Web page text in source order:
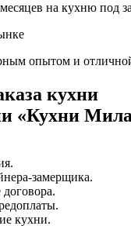
на кухню под
опытом и
кухни
«Кухни